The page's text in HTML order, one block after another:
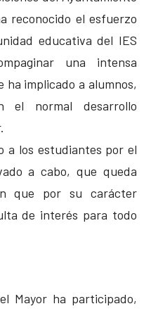
reconocido el esfuerzo
educativa del IES
una intensa
implicado a alumnos,
el normal desarrollo
a los estudiantes por el
a cabo, que queda
que por su carácter
de interés para todo
Mayor ha participado,